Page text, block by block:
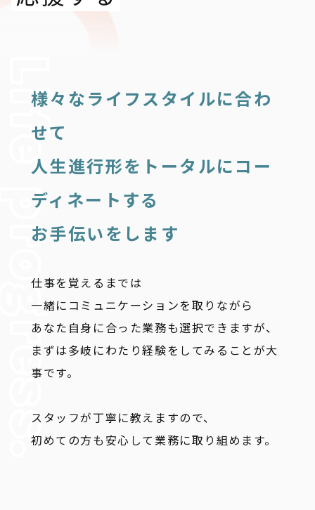
様々なライフスタイルに合わ
せて
人生進行形をトータルにコー
ディネートする
お手伝いをします
仕事を覚えるまでは
一緒にコミュニケーションを取りながら
あなた自身に合った業務も選択できますが、
まずは多岐にわたり経験をしてみることが大
事です。
スタッフが丁寧に教えますので、
初めての方も安心して業務に取り組めます。